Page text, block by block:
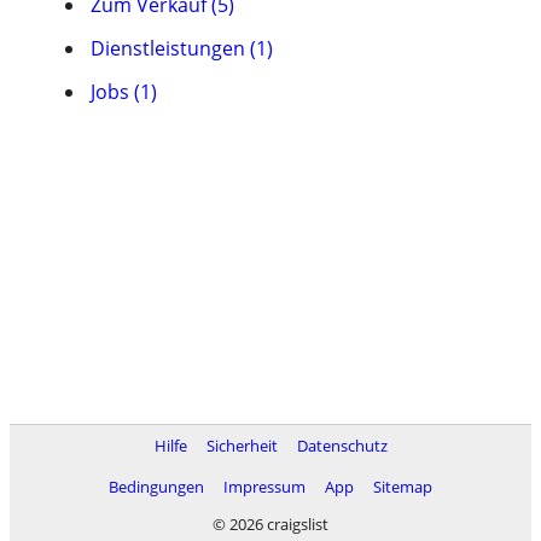
Dienstleistungen (1)
Jobs (1)
Hilfe Sicherheit
Datenschutz
Bedingungen
Impressum App
Sitemap
© 2026 craigslist